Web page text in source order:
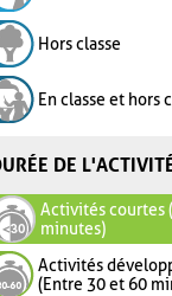
Hors classe
En classe et hors
DE
Activités courtes
minutes)
Activités
(Entre 30 et 60